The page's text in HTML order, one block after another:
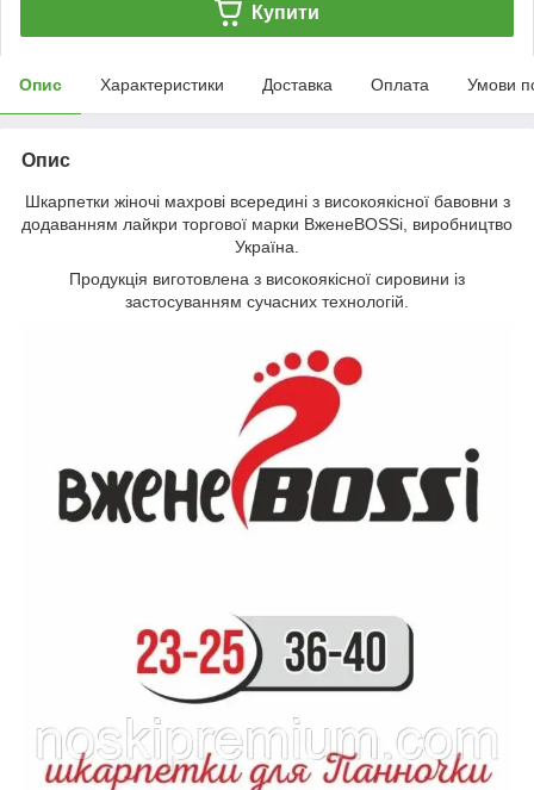
Купити
Опис Характеристики Доставка Оплата Умови
Опис
Шкарпетки жіночі махрові всередині з високоякісної бавовни з
додаванням лайкри торгової марки ВженеBOSSі, виробництво
Україна.
Продукція виготовлена з високоякісної сировини із
застосуванням сучасних технологій.